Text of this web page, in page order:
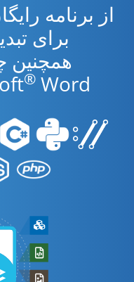
همچنین
® Word استفاده کنید.